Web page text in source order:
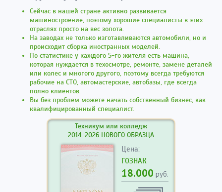
Сейчас в нашей стране активно развивается
машиностроение, поэтому хорошие специалисты в этих
отраслях просто на вес золота.
На заводах не только изготавливаются автомобили, но и
происходит сборка иностранных моделей.
По статистике у каждого 5-го жителя есть машина,
которая нуждается в техосмотре, ремонте, замене деталей
или колес и многого другого, поэтому всегда требуются
рабочие на СТО, автомастерские, автобазы, где всегда
полно клиентов.
Вы без проблем можете начать собственный бизнес, как
квалифицированный специалист.
Техникум или колледж
2014-2026 НОВОГО ОБРАЗЦА
Цена:
ГОЗНАК
18.000 руб.